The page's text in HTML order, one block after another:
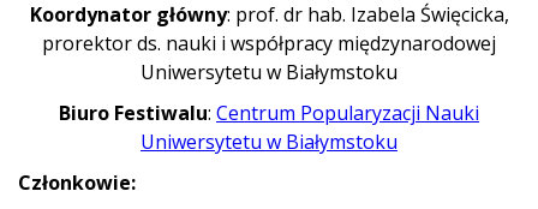
Koordynator główny: prof. dr hab. Izabela Święcicka,
prorektor ds. nauki i współpracy międzynarodowej
Uniwersytetu w Białymstoku
Biuro Festiwalu: Centrum Popularyzacji Nauki
Uniwersytetu w Białymstoku
Członkowie: